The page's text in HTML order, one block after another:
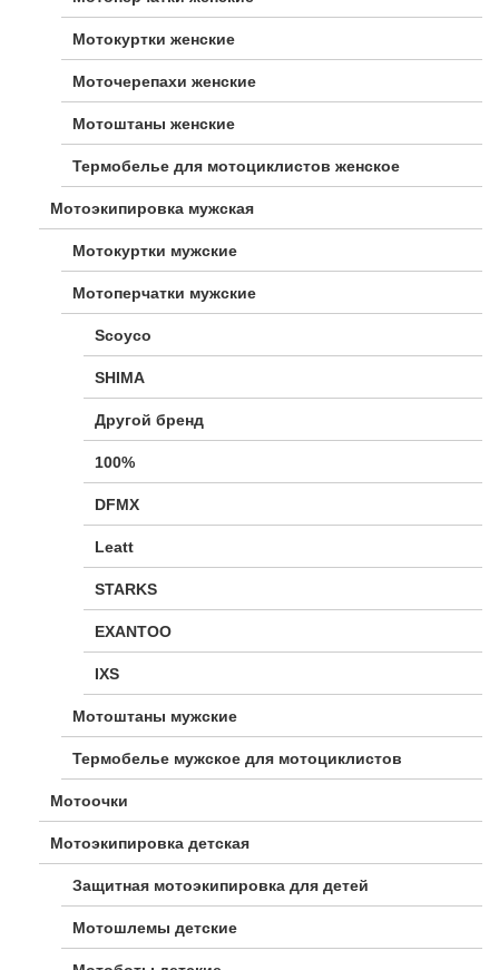
Мотокуртки женские
Моточерепахи женские
Мотоштаны женские
Термобелье для мотоциклистов женское
Мотоэкипировка мужская
Мотокуртки мужские
Мотоперчатки мужские
Scoyco
SHIMA
Другой бренд
100%
DFMX
Leatt
STARKS
EXANTOO
IXS
Мотоштаны мужские
Термобелье мужское для мотоциклистов
Мотоочки
Мотоэкипировка детская
Защитная мотоэкипировка для детей
Мотошлемы детские